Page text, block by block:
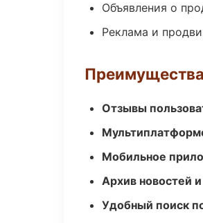
Объявления о
Реклама и
Отзывы
Мобильное
Архив новостей
Удобный поиск